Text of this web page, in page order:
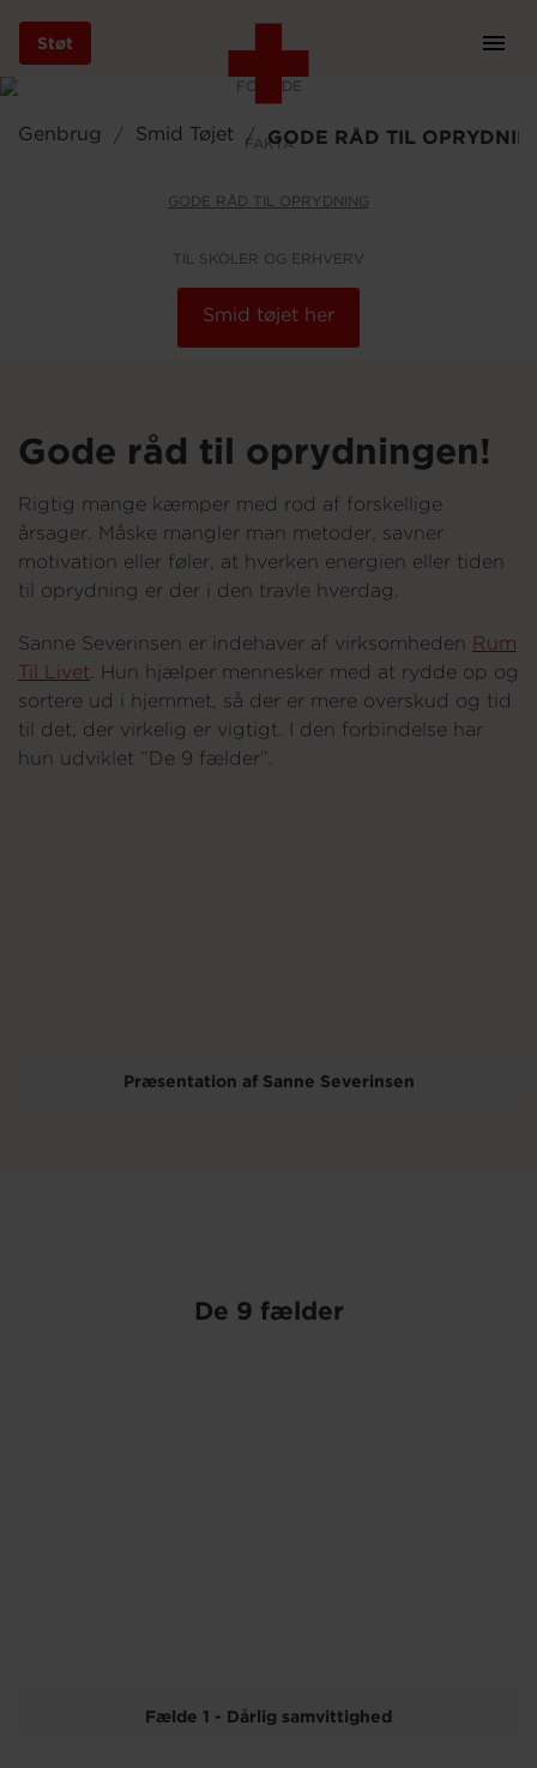
Gå
hovedindhold
Støt
Vores indsatser
Genbrug
Genbrug Smid Tøjet GODE RÅD TIL
FORSIDE
FAKTA
GODE RÅD TIL OPRYDNING
TIL SKOLER OG ERHVERV
Smid tøjet her
Gode råd til oprydningen!
Rigtig mange kæmper med rod af forskellige
årsager. Måske mangler man metoder, savner
motivation eller føler, at hverken energien eller tiden
til oprydning er der i den travle hverdag.
Sanne Severinsen er indehaver af virksomheden Rum
Til Livet. Hun hjælper mennesker med at rydde op og
sortere ud i hjemmet, så der er mere overskud og tid
til det, der virkelig er vigtigt. I den forbindelse har
hun udviklet ”De 9 fælder”.
Præsentation af Sanne Severinsen
De 9 fælder
Fælde 1 - Dårlig samvittighed